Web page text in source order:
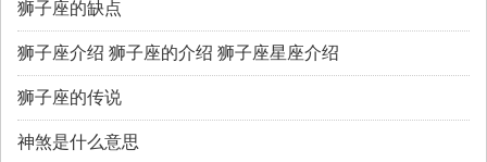
狮子座的缺点
狮子座介绍 狮子座的介绍 狮子座星座介绍
狮子座的传说
神煞是什么意思